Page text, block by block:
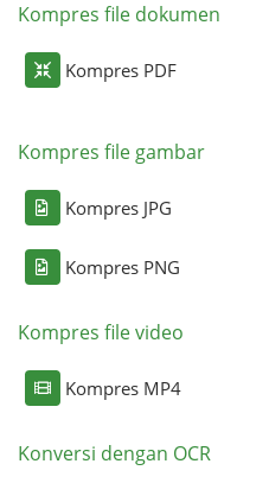
Kompres file dokumen
Kompres PDF
Kompres file gambar
Kompres JPG
Kompres PNG
Kompres file video
Kompres MP4
Konversi dengan OCR